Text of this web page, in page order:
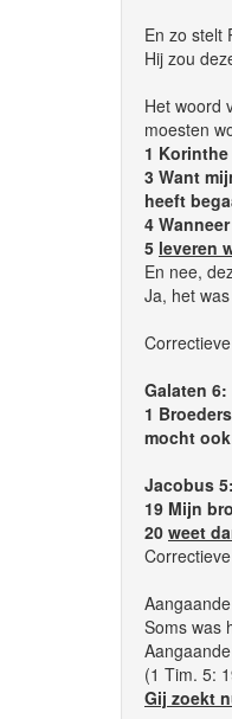
En zo stelt
Hij zou
Het woord
moesten
1 Korinthe
3 Want
heeft
4
5 leveren
En nee,
Ja, het
Galaten 6:
1
mocht
Jacobus 5:
19 Mijn
20 weet
Soms was
(1 Tim. 5:
Gij zoekt